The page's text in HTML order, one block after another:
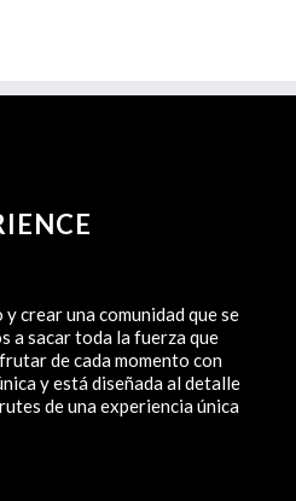
crear una comunidad que se
a sacar toda la fuerza que
de cada momento con
y está diseñada al detalle
de una experiencia única